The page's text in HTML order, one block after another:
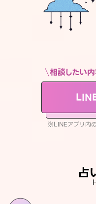
相談したい
※LINEアプリ内
占